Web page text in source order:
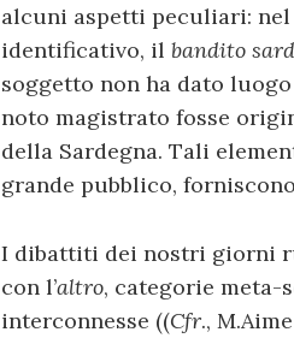
alcuni aspetti peculiari:
identificativo, il bandito
soggetto non ha dato
noto magistrato fosse
della Sardegna. Tali
grande pubblico,
I dibattiti dei nostri giorni
con l’altro, categorie
interconnesse ((Cfr.,